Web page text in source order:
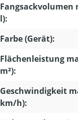
Fangsackvolumen
l):
Farbe (Gerät):
Flächenleistung
m²):
Geschwindigkeit
km/h):